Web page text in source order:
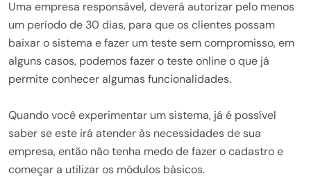
Uma empresa responsável, deverá autorizar pelo menos
um período de 30 dias, para que os clientes possam
baixar o sistema e fazer um teste sem compromisso, em
alguns casos, podemos fazer o teste online o que já
permite conhecer algumas funcionalidades.
Quando você experimentar um sistema, já é possível
saber se este irá atender às necessidades de sua
empresa, então não tenha medo de fazer o cadastro e
começar a utilizar os módulos básicos.